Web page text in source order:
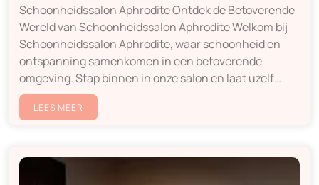
Schoonheidssalon Aphrodite Ontdek de Betoverende
Wereld van Schoonheidssalon Aphrodite Welkom bij
Schoonheidssalon Aphrodite, waar schoonheid en
ontspanning samenkomen in een betoverende
omgeving. Stap binnen in onze salon en laat uzelf…
LEES MEER